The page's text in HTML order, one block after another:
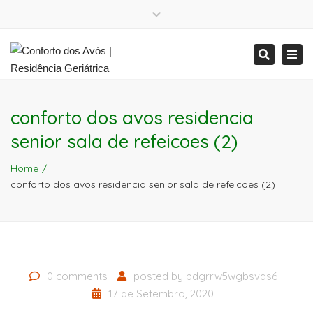
Mon - Sat: 7:00 - 17:00
+ 386 40 111 5555
info@yourdomain.com
Mon - Sat: 7:00 - 17:00
Search
conforto dos avos residencia
senior sala de refeicoes (2)
Home
conforto dos avos residencia senior sala de refeicoes (2)
0 comments posted by bdgrrw5wgbsvds6
17 de Setembro, 2020